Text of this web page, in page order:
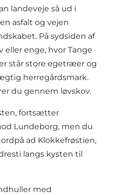
landeveje så ud i
asfalt og vejen
På sydsiden af
eller enge, hvor Tange
står store egetræer og
herregårdsmark.
du gennem løvskov.
fortsætter
Lundeborg, men du
ad Klokkefrøstien,
langs kysten til
med